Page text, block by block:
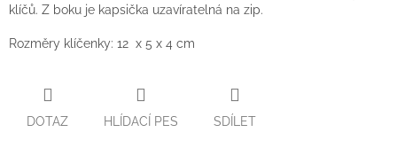
klíčů. Z boku je kapsička uzavíratelná na zip.
Rozměry klíčenky: 12 x 5 x 4 cm
DOTAZ HLÍDACÍ PES SDÍLET